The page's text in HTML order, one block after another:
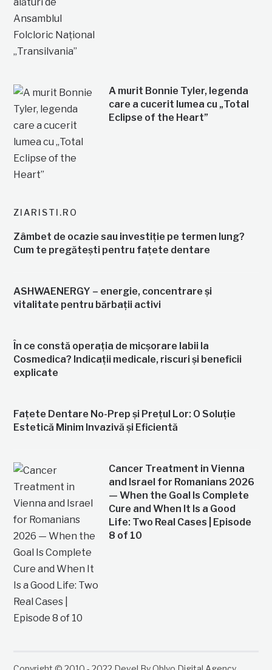
A murit Bonnie Tyler, legenda
care a cucerit lumea cu „Total
Eclipse of the Heart”
ZIARISTI.RO
Zâmbet de ocazie sau investiție pe termen lung?
Cum te pregătești pentru fațete dentare
ASHWAENERGY – energie, concentrare și
vitalitate pentru bărbații activi
În ce constă operația de micșorare labii la
Cosmedica? Indicații medicale, riscuri și beneficii
explicate
Fațete Dentare No-Prep și Prețul Lor: O Soluție
Estetică Minim Invazivă și Eficientă
Cancer Treatment in Vienna
and Israel for Romanians 2026
— When the Goal Is Complete
Cure and When It Is a Good
Life: Two Real Cases | Episode
8 of 10